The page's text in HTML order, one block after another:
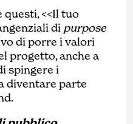
questi, <<Il tuo
di purpose
di porre i valori
progetto, anche a
spingere i
diventare parte